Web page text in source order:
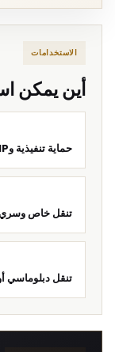
الاستخدامات
أين يمكن
حماية تنفيذية وVIP
تنقل خاص
تنقل